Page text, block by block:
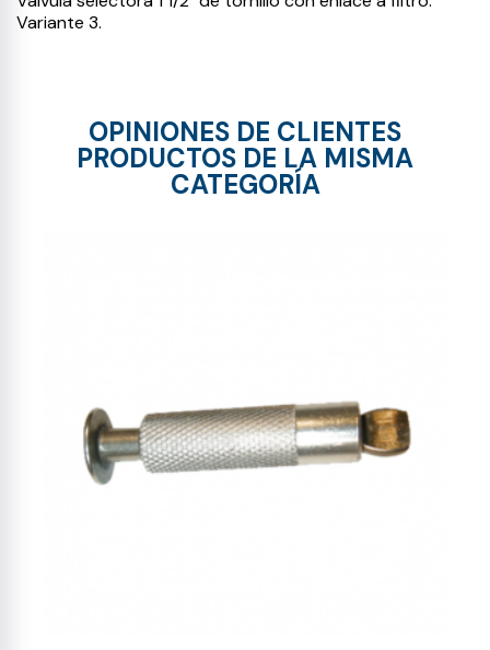
Variante 3.
OPINIONES DE CLIENTES
PRODUCTOS DE LA MISMA
CATEGORÍA